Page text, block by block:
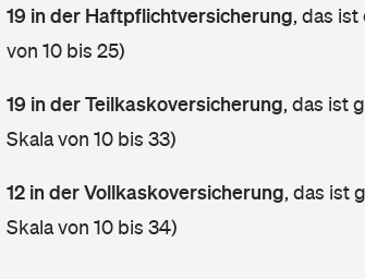
19 in der Haftpflichtversicherung, das ist
von 10 bis 25)
19 in der Teilkaskoversicherung, das ist
Skala von 10 bis 33)
12 in der Vollkaskoversicherung, das ist
Skala von 10 bis 34)